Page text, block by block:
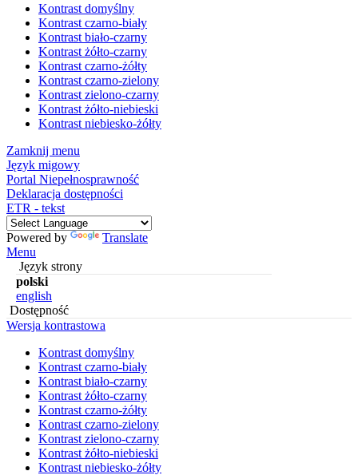
Kontrast domyślny
Kontrast czarno-biały
Kontrast biało-czarny
Kontrast żółto-czarny
Kontrast czarno-żółty
Kontrast czarno-zielony
Kontrast zielono-czarny
Kontrast żółto-niebieski
Kontrast niebiesko-żółty
Zamknij menu
Język migowy
Portal Niepełnosprawność
Deklaracja dostępności
ETR - tekst
Powered by
Translate
Menu
Język strony
polski
english
Dostępność
Wersja kontrastowa
Kontrast domyślny
Kontrast czarno-biały
Kontrast biało-czarny
Kontrast żółto-czarny
Kontrast czarno-żółty
Kontrast czarno-zielony
Kontrast zielono-czarny
Kontrast żółto-niebieski
Kontrast niebiesko-żółty